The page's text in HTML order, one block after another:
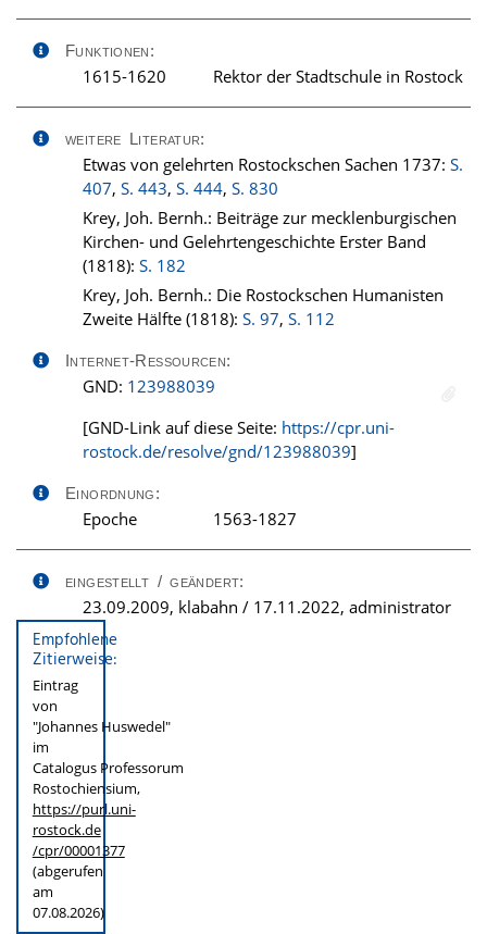
Funktionen:
1615-1620 Rektor der Stadtschule in Rostock
weitere Literatur:
Etwas von gelehrten Rostockschen Sachen 1737: S.
407, S. 443, S. 444, S. 830
Krey, Joh. Bernh.: Beiträge zur mecklenburgischen
Kirchen- und Gelehrtengeschichte Erster Band
(1818): S. 182
Krey, Joh. Bernh.: Die Rostockschen Humanisten
Zweite Hälfte (1818): S. 97, S. 112
Internet-Ressourcen:
GND: 123988039
[GND-Link auf diese Seite: https://cpr.uni-
rostock.de/resolve/gnd/123988039]
Einordnung:
Epoche 1563-1827
eingestellt / geändert:
23.09.2009, klabahn / 17.11.2022, administrator
Empfohlene
Zitierweise:
Eintrag
von
"Johannes Huswedel"
im
Catalogus Professorum
Rostochiensium,
https://purl.uni-
rostock.de
/cpr/00001377
(abgerufen
am
07.08.2026)